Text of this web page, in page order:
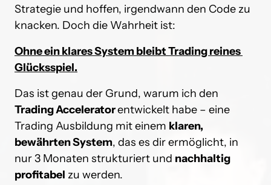
Strategie und hoffen, irgendwann den Code zu
knacken. Doch die Wahrheit ist:
Ohne ein klares System bleibt Trading reines
Glücksspiel.
Trading Accelerator entwickelt habe – eine
Trading Ausbildung mit einem klaren,
bewährten System, das es dir ermöglicht, in
nur 3 Monaten strukturiert und nachhaltig
profitabel zu werden.